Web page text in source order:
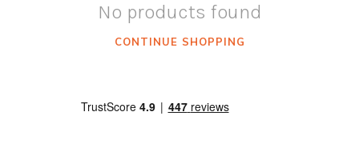
No products found
CONTINUE SHOPPING